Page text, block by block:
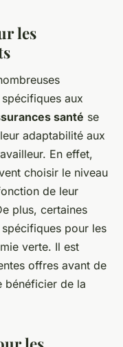
les
aux
santé se
adaptabilité aux
En effet,
choisir le niveau
de leur
plus, certaines
pour les
verte. Il est
offres avant de
bénéficier de la